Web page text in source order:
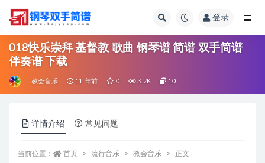
登录
018快乐崇拜 基督教 歌曲 钢琴谱 简谱 双手简谱
伴奏谱 下载
教会音乐 11 年前 0 3.2K 10
详情介绍 常见问题
当前位置： 首页 流行音乐 教会音乐 正文